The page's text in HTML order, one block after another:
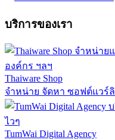
บริการของเรา
Thaiware Shop
จำหน่าย จัดหา ซอฟต์แวร์
TumWai Digital Agency